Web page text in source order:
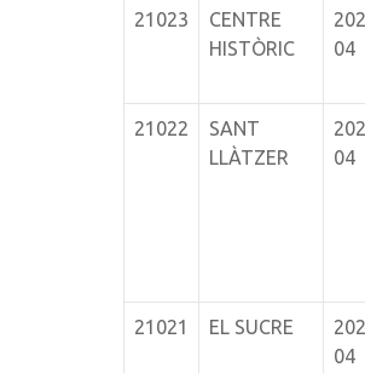
21023
CENTRE
HISTÒRIC
04
21022
SANT
LLÀTZER
04
21021 EL SUCRE
04